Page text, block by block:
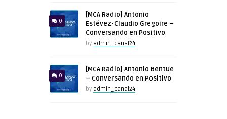
0
[MCA Radio] Antonio
Estévez-Claudio Gregoire –
Conversando en Positivo
by admin_canal24
0
[MCA Radio] Antonio Bentue
– Conversando en Positivo
by admin_canal24